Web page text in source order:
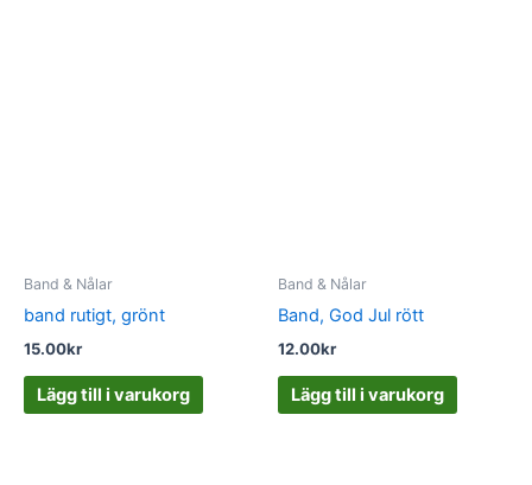
Band & Nålar
band rutigt, grönt
15.00kr
Lägg till i varukorg
Band & Nålar
Band, God Jul rött
12.00kr
Lägg till i varukorg